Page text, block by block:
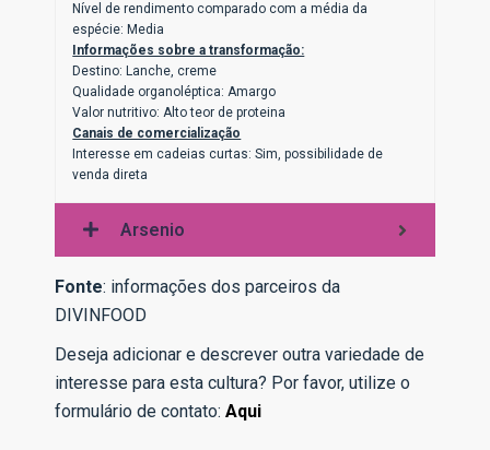
Nível de rendimento comparado com a média da
espécie: Media
Informações sobre a transformação:
Destino: Lanche, creme
Qualidade organoléptica: Amargo
Valor nutritivo: Alto teor de proteina
Canais de comercialização
Interesse em cadeias curtas: Sim, possibilidade de
venda direta
Arsenio
Fonte: informações dos parceiros da
DIVINFOOD
Deseja adicionar e descrever outra variedade de
interesse para esta cultura? Por favor, utilize o
formulário de contato:Aqui